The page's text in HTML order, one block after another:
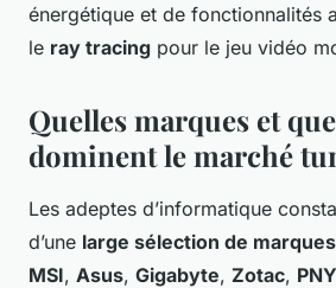
énergétique et de fonctionnalités
le ray tracing pour le jeu vidéo
Quelles marques et
dominent le marché
Les adeptes d’informatique
d’une large sélection de
MSI, Asus, Gigabyte, Zotac, PNY